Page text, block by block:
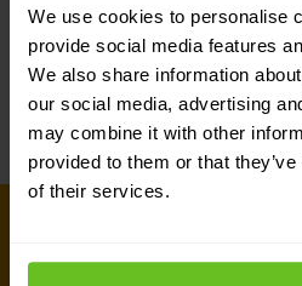
We use cookies to personalise
provide social media features
We also share information
our social media, advertising
may combine it with other
provided to them or that
of their services.
Mist bietet ein mobiles
die vollständige
nahtlose Integration in
Registrieren